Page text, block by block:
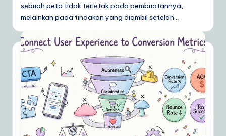
sebuah peta tidak terletak pada pembuatannya,
melainkan pada tindakan yang diambil setelah…